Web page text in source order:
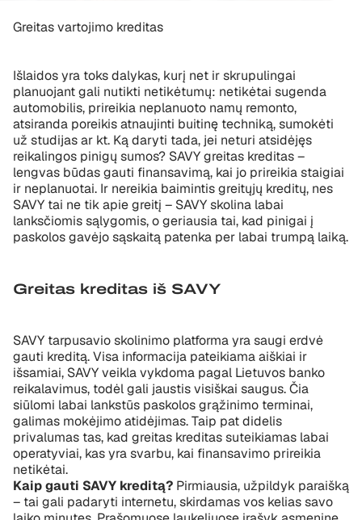
Greitas vartojimo kreditas
Išlaidos yra toks dalykas, kurį net ir skrupulingai
planuojant gali nutikti netikėtumų: netikėtai sugenda
automobilis, prireikia neplanuoto namų remonto,
atsiranda poreikis atnaujinti buitinę techniką, sumokėti
už studijas ar kt. Ką daryti tada, jei neturi atsidėjęs
reikalingos pinigų sumos? SAVY greitas kreditas –
lengvas būdas gauti finansavimą, kai jo prireikia staigiai
ir neplanuotai. Ir nereikia baimintis greitųjų kreditų, nes
SAVY tai ne tik apie greitį – SAVY skolina labai
lanksčiomis sąlygomis, o geriausia tai, kad pinigai į
paskolos gavėjo sąskaitą patenka per labai trumpą laiką.
Greitas kreditas iš SAVY
SAVY tarpusavio skolinimo platforma yra saugi erdvė
gauti kreditą. Visa informacija pateikiama aiškiai ir
išsamiai, SAVY veikla vykdoma pagal Lietuvos banko
reikalavimus, todėl gali jaustis visiškai saugus. Čia
siūlomi labai lankstūs paskolos grąžinimo terminai,
galimas mokėjimo atidėjimas. Taip pat didelis
privalumas tas, kad greitas kreditas suteikiamas labai
operatyviai, kas yra svarbu, kai finansavimo prireikia
netikėtai.
Kaip gauti SAVY kreditą? Pirmiausia, užpildyk paraišką
– tai gali padaryti internetu, skirdamas vos kelias savo